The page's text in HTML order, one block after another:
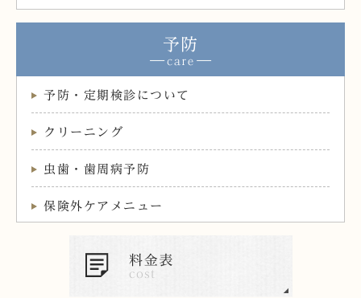
予防
予防・定期検診について
クリーニング
虫歯・歯周病予防
保険外ケアメニュー